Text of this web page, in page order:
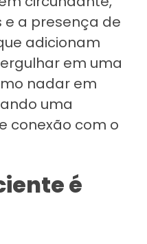
e a presença de
adicionam
em uma
nadar em
uma
conexão com o
é